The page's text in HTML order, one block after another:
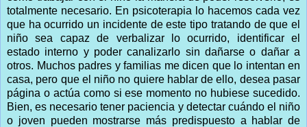
totalmente necesario. En psicoterapia lo hacemos cada vez
que ha ocurrido un incidente de este tipo tratando de que el
niño sea capaz de verbalizar lo ocurrido, identificar el
estado interno y poder canalizarlo sin dañarse o dañar a
otros. Muchos padres y familias me dicen que lo intentan en
casa, pero que el niño no quiere hablar de ello, desea pasar
página o actúa como si ese momento no hubiese sucedido.
Bien, es necesario tener paciencia y detectar cuándo el niño
o joven pueden mostrarse más predispuesto a hablar de